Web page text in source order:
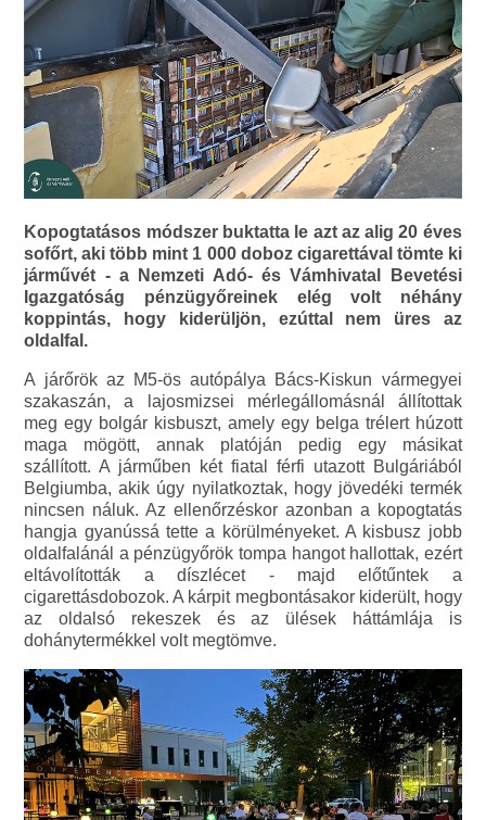
Kopogtatásos módszer buktatta le azt az alig 20 éves
sofőrt, aki több mint 1 000 doboz cigarettával tömte ki
járművét - a Nemzeti Adó- és Vámhivatal Bevetési
Igazgatóság pénzügyőreinek elég volt néhány
koppintás, hogy kiderüljön, ezúttal nem üres az
oldalfal.
A járőrök az M5-ös autópálya Bács-Kiskun vármegyei
szakaszán, a lajosmizsei mérlegállomásnál állítottak
meg egy bolgár kisbuszt, amely egy belga trélert húzott
maga mögött, annak platóján pedig egy másikat
szállított. A járműben két fiatal férfi utazott Bulgáriából
Belgiumba, akik úgy nyilatkoztak, hogy jövedéki termék
nincsen náluk. Az ellenőrzéskor azonban a kopogtatás
hangja gyanússá tette a körülményeket. A kisbusz jobb
oldalfalánál a pénzügyőrök tompa hangot hallottak, ezért
eltávolították a díszlécet - majd előtűntek a
cigarettásdobozok. A kárpit megbontásakor kiderült, hogy
az oldalsó rekeszek és az ülések háttámlája is
dohánytermékkel volt megtömve.